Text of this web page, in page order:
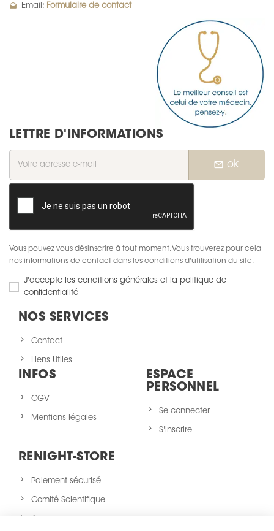
drafts Email: Formulaire de contact
LETTRE D'INFORMATIONS
mail_outline ok
Vous pouvez vous désinscrire à tout moment. Vous trouverez pour cela
nos informations de contact dans les conditions d'utilisation du site.
J'accepte les conditions générales et la politique de
confidentialité
NOS SERVICES
Contact
Liens Utiles
INFOS
CGV
Mentions légales
ESPACE
PERSONNEL
Se connecter
S'inscrire
RENIGHT-STORE
Paiement sécurisé
Comité Scientifique